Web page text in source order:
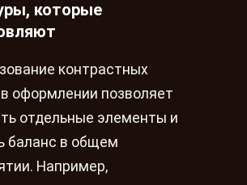
которые
контрастных
оформлении позволяет
отдельные элементы и
баланс в общем
Например,